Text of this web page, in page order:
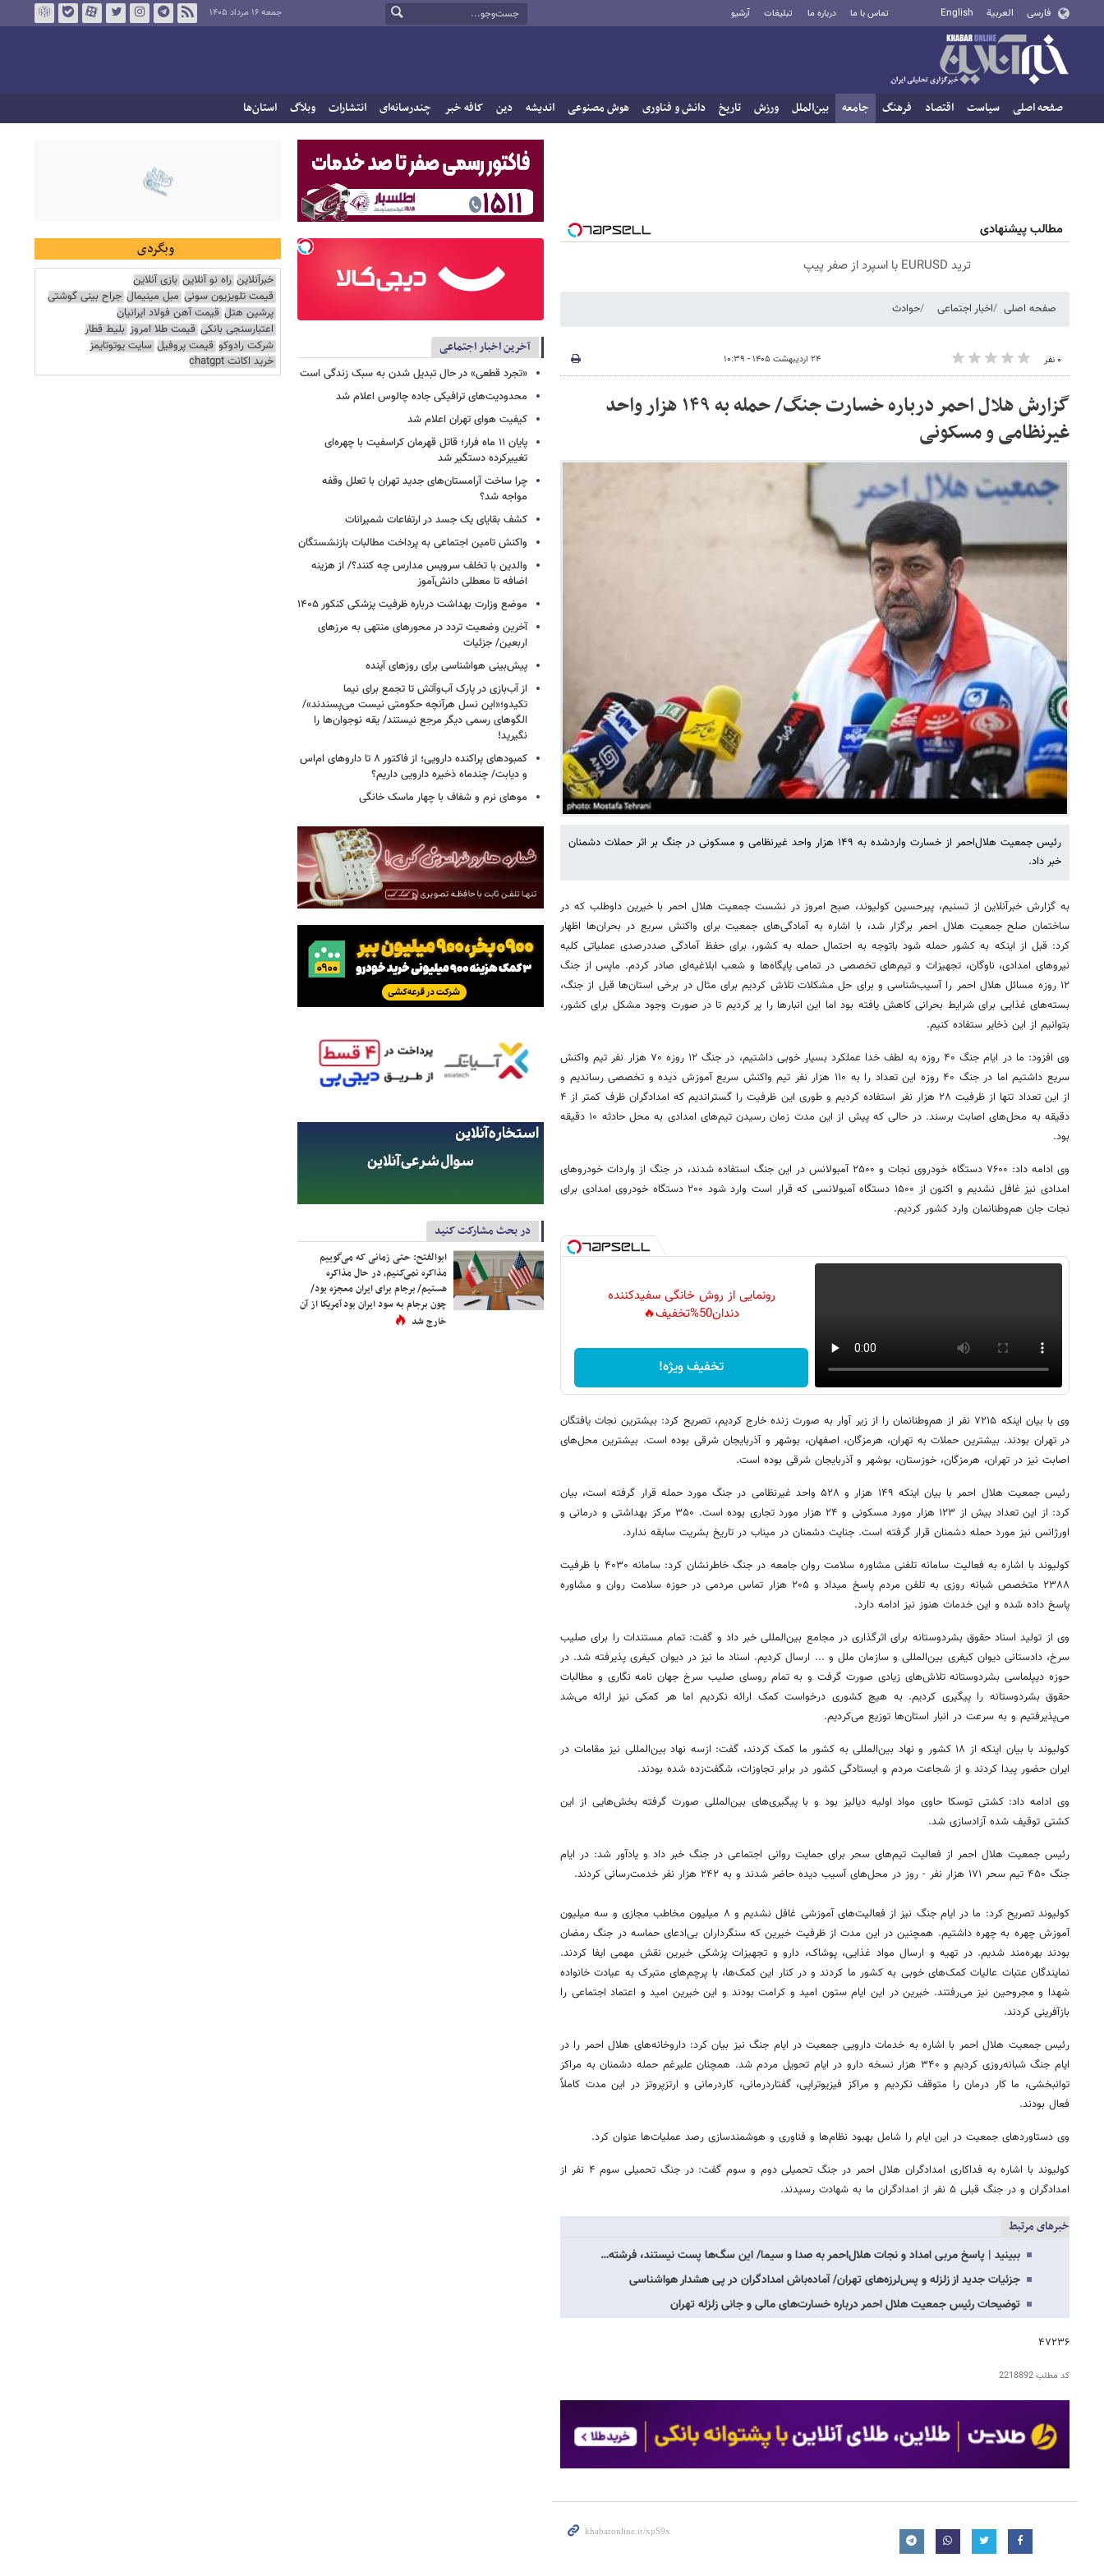
فارسی العربية English تماس با ما درباره ما تبلیغات آرشیو جمعه ۱۶ مرداد ۱۴۰۵
صفحه اصلی سیاست اقتصاد فرهنگ جامعه بین‌الملل ورزش تاریخ دانش و فناوری هوش مصنوعی اندیشه دین کافه خبر چندرسانه‌ای انتشارات وبلاگ استان‌ها
مطالب پیشنهادی
ترید EURUSD با اسپرد از صفر پیپ
صفحه اصلی اخبار اجتماعی حوادث
۰ نفر ۲۴ اردیبهشت ۱۴۰۵ - ۱۰:۳۹
گزارش هلال احمر درباره خسارت جنگ/ حمله به ۱۴۹ هزار واحد
غیرنظامی و مسکونی
رئیس جمعیت هلال‌احمر از خسارت واردشده به ۱۴۹ هزار واحد غیرنظامی و مسکونی در جنگ بر اثر حملات دشمنان
خبر داد.
به گزارش خبرآنلاین از تسنیم، پیرحسین کولیوند، صبح امروز در نشست جمعیت هلال احمر با خیرین داوطلب که در
ساختمان صلح جمعیت هلال احمر برگزار شد، با اشاره به آمادگی‌های جمعیت برای واکنش سریع در بحران‌ها اظهار
کرد: قبل از اینکه به کشور حمله شود باتوجه به احتمال حمله به کشور، برای حفظ آمادگی صددرصدی عملیاتی کلیه
نیروهای امدادی، ناوگان، تجهیزات و تیم‌های تخصصی در تمامی پایگاه‌ها و شعب ابلاغیه‌ای صادر کردم. ماپس از جنگ
۱۲ روزه مسائل هلال احمر را آسیب‌شناسی و برای حل مشکلات تلاش کردیم برای مثال در برخی استان‌ها قبل از جنگ،
بسته‌های غذایی برای شرایط بحرانی کاهش یافته بود اما این انبارها را پر کردیم تا در صورت وجود مشکل برای کشور،
بتوانیم از این ذخایر ستفاده کنیم.
وی افزود: ما در ایام جنگ ۴۰ روزه به لطف خدا عملکرد بسیار خوبی داشتیم، در جنگ ۱۲ روزه ۷۰ هزار نفر تیم واکنش
سریع داشتیم اما در جنگ ۴۰ روزه این تعداد را به ۱۱۰ هزار نفر تیم واکنش سریع آموزش دیده و تخصصی رساندیم‌ و
از این تعداد تنها از ظرفیت ۲۸ هزار نفر استفاده کردیم و طوری این ظرفیت را گستراندیم که امدادگران ظرف کمتر از ۴
دقیقه به محل‌های اصابت‌ برسند. در حالی که پیش از این مدت زمان رسیدن تیم‌های امدادی به محل حادثه ۱۰ دقیقه
بود.
وی ادامه داد: ۷۶۰۰ دستگاه خودروی نجات و ۲۵۰۰ آمبولانس در این جنگ استفاده شدند، در جنگ از واردات خودروهای
امدادی نیز غافل نشدیم و اکنون از ۱۵۰۰ دستگاه آمبولانسی که قرار است وارد شود ۲۰۰ دستگاه خودروی امدادی برای
نجات جان هم‌وطنانمان وارد کشور کردیم.
رونمایی از روش خانگی سفیدکننده
دندان50%تخفیف🔥
تخفیف ویژه!
وی با بیان اینکه ۷۲۱۵ نفر از هم‌وطنانمان را از زیر آوار به صورت زنده خارج کردیم، تصریح کرد: بیشترین نجات یافتگان
در تهران بودند. بیشترین حملات به تهران، هرمزگان، اصفهان، بوشهر و آذربایجان شرقی بوده است. بیشترین محل‌های
اصابت نیز در تهران، هرمزگان، خوزستان، بوشهر و آذربایجان شرقی بوده است.
رئیس جمعیت هلال احمر با بیان اینکه ۱۴۹ هزار و ۵۲۸ واحد غیرنظامی در جنگ مورد حمله قرار گرفته است، بیان
کرد: از این تعداد بیش از ۱۲۳ هزار مورد مسکونی و ۲۴ هزار مورد تجاری بوده است. ۳۵۰ مرکز بهداشتی و درمانی و
اورژانس نیز مورد حمله دشمنان قرار گرفته است. جنایت دشمنان در میناب در تاریخ بشریت سابقه ندارد.
کولیوند با اشاره به فعالیت سامانه تلفنی مشاوره سلامت روان جامعه در جنگ خاطرنشان کرد: سامانه ۴۰۳۰ با ظرفیت
۲۳۸۸ متخصص شبانه روزی به تلفن مردم پاسخ میداد و ۲۰۵ هزار تماس مردمی در حوزه سلامت روان و مشاوره
پاسخ داده شده و این خدمات هنوز نیز ادامه دارد.
وی از تولید اسناد حقوق بشردوستانه برای اثرگذاری در مجامع بین‌المللی خبر داد و گفت: تمام مستندات را برای صلیب
سرخ، دادستانی دیوان کیفری بین‌المللی و سازمان ملل و ... ارسال کردیم. اسناد ما نیز در دیوان کیفری پذیرفته شد. در
حوزه دیپلماسی بشردوستانه تلاش‌های زیادی صورت گرفت و به تمام روسای صلیب سرخ جهان نامه نگاری و مطالبات
حقوق بشردوستانه را پیگیری کردیم. به هیچ کشوری درخواست کمک ارائه نکردیم اما هر کمکی نیز ارائه می‌شد
می‌پذیرفتیم و به سرعت در انبار استان‌ها توزیع می‌کردیم.
کولیوند با بیان اینکه از ۱۸ کشور و نهاد بین‌المللی به کشور ما کمک کردند، گفت: ازسه نهاد بین‌المللی نیز مقامات در
ایران حضور پیدا کردند و از شجاعت مردم و ایستادگی کشور در برابر تجاوزات، شگفت‌زده شده بودند.
وی ادامه داد: کشتی توسکا حاوی مواد اولیه دیالیز بود و با پیگیری‌های بین‌المللی صورت گرفته بخش‌هایی از این
کشتی توقیف شده آزادسازی شد.
رئیس جمعیت هلال احمر از فعالیت‌ تیم‌های سحر برای حمایت روانی اجتماعی در جنگ خبر داد و یادآور شد: در ایام
جنگ ۴۵۰ تیم سحر ۱۷۱ هزار نفر - روز در محل‌های آسیب دیده حاضر شدند و به ۲۴۲ هزار نفر خدمت‌رسانی کردند.
کولیوند تصریح کرد: ما در ایام جنگ نیز از فعالیت‌های آموزشی غافل نشدیم و ۸ میلیون مخاطب مجازی و سه میلیون
آموزش چهره به چهره داشتیم. همچنین در این مدت از ظرفیت خیرین که سنگرداران بی‌ادعای حماسه در جنگ رمضان
بودند بهره‌مند شدیم. در تهیه و ارسال مواد غذایی، پوشاک، دارو و تجهیزات پزشکی خیرین نقش مهمی ایفا کردند.
نمایندگان عتبات عالیات کمک‌های خوبی به کشور ما کردند و در کنار این کمک‌ها، با پرچم‌های متبرک به عیادت خانواده
شهدا و مجروحین نیز می‌رفتند. خیرین در این ایام ستون امید و کرامت بودند و این خیرین امید و اعتماد اجتماعی را
بازآفرینی کردند.
رئیس جمعیت هلال احمر با اشاره به خدمات دارویی جمعیت در ایام جنگ نیز بیان کرد: داروخانه‌های هلال احمر را در
ایام جنگ شبانه‌روزی کردیم و ۳۴۰ هزار نسخه دارو در ایام تحویل مردم شد. همچنان علیرغم حمله دشمنان به مراکز
توانبخشی، ما کار درمان را متوقف نکردیم و مراکز فیزیوتراپی، گفتاردرمانی، کاردرمانی و ارتزپروتز در این مدت کاملاً
فعال بودند.
وی دستاوردهای جمعیت در این ایام را شامل بهبود نظام‌ها و فناوری‌ و هوشمندسازی رصد عملیات‌ها عنوان کرد.
کولیوند با اشاره به فداکاری امدادگران هلال احمر در جنگ‌ تحمیلی دوم و سوم گفت: در جنگ تحمیلی سوم ۴ نفر از
امدادگران و در جنگ قبلی ۵ نفر از امدادگران ما به شهادت رسیدند.
خبرهای مرتبط
ببینید | پاسخ مربی امداد و نجات هلال‌احمر به صدا و سیما/ این سگ‌ها پست نیستند، فرشته…
جزئیات جدید از زلزله و پس‌لرزه‌های تهران/ آماده‌باش امدادگران در پی هشدار هواشناسی
توضیحات رئیس جمعیت هلال احمر درباره خسارت‌های مالی و جانی زلزله تهران
۴۷۲۳۶
کد مطلب2218892
آخرین اخبار اجتماعی
«تجرد قطعی» در حال تبدیل شدن به سبک زندگی است
محدودیت‌های ترافیکی جاده چالوس اعلام شد
کیفیت هوای تهران اعلام شد
پایان ۱۱ ماه فرار؛ قاتل قهرمان کراسفیت با چهره‌ای
تغییرکرده دستگیر شد
چرا ساخت آرامستان‌های جدید تهران با تعلل وقفه
مواجه شد؟
کشف بقایای یک جسد در ارتفاعات شمیرانات
واکنش تامین اجتماعی به پرداخت مطالبات بازنشستگان
والدین با تخلف سرویس مدارس چه کنند؟/ از هزینه
اضافه تا معطلی دانش‌آموز
موضع وزارت بهداشت درباره ظرفیت پزشکی کنکور ۱۴۰۵
آخرین وضعیت تردد در محورهای منتهی به مرزهای
اربعین/ جزئیات
پیش‌بینی هواشناسی برای روزهای آینده
از آب‌بازی در پارک آب‌وآتش تا تجمع برای نیما
تکیدو؛«این نسل هرآنچه حکومتی نیست می‌پسندند»/
الگوهای رسمی دیگر مرجع نیستند/ یقه نوجوان‌ها را
نگیرید!
کمبودهای پراکنده دارویی؛ از فاکتور ۸ تا داروهای ام‌اس
و دیابت/ چندماه ذخیره دارویی داریم؟
موهای نرم و شفاف با چهار ماسک خانگی
در بحث مشارکت کنید
ابوالفتح: حتی زمانی که می‌گوییم
مذاکره نمی‌کنیم، در حال مذاکره
هستیم/ برجام برای ایران معجزه بود/
چون برجام به سود ایران بود آمریکا از آن
خارج شد
وبگردی
خبرآنلاین راه نو آنلاین بازی آنلاین
قیمت تلویزیون سونی مبل مینیمال جراح بینی گوشتی
پرشین هتل قیمت آهن فولاد ایرانیان
اعتبارسنجی بانکی قیمت طلا امروز بلیط قطار
شرکت رادوکو قیمت پروفیل سایت یوتوتایمز
خرید اکانت chatgpt